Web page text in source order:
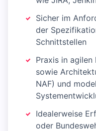
Sicher im
der
Schnittstellen
Praxis in agilen
sowie
NAF) und
Idealerweise
oder